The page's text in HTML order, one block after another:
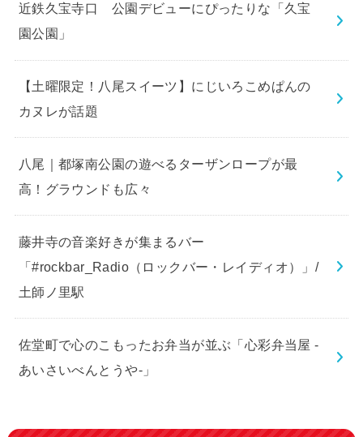
近鉄久宝寺口 公園デビューにぴったりな「久宝
園公園」
【土曜限定！八尾スイーツ】にじいろこめぱんの
カヌレが話題
八尾｜都塚南公園の遊べるターザンロープが最
高！グラウンドも広々
藤井寺の音楽好きが集まるバー
「#rockbar_Radio（ロックバー・レイディオ）」/
土師ノ里駅
佐堂町で心のこもったお弁当が並ぶ「心彩弁当屋 -
あいさいべんとうや-」